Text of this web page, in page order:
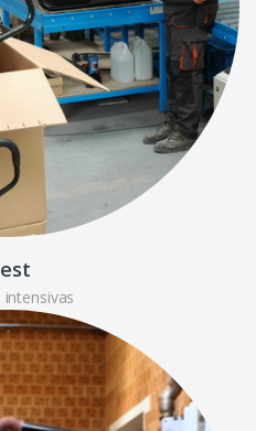
intensivas